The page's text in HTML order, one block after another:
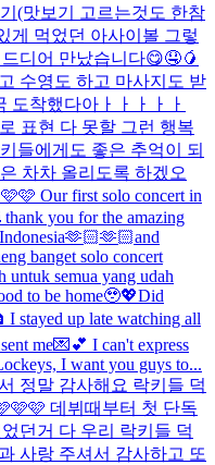
(맛보기 고르는것도 한참
게 먹었던 아사이볼 그렇
디어 만났습니다😋🤤🥭
수영도 하고 마사지도 받
도착했다아ㅏㅏㅏㅏㅏ
표현 다 못할 그런 행복
들에게도 좋은 추억이 되
차차 올리도록 하겠오
Our first solo concert in
you for the amazing
banget solo concert
untuk semua yang udah
to be home🥹💖Did
I stayed up late watching all
me💌💕 I can't express
I want you guys to...
정말 감사해요 락키들 덕
데뷔때부터 첫 단독
던거 다 우리 락키들 덕
사랑 주셔서 감사하고 또